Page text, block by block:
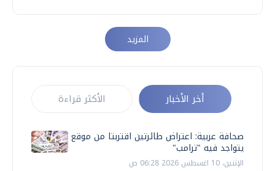
المزيد
أخر الأخبار الأكثر قراءة
صحافة عربية: اعتراض طائرتين اقتربتا من موقع
يتواجد فيه "ترامب"
الإثنين، 10 اغسطس 2026 06:28 ص